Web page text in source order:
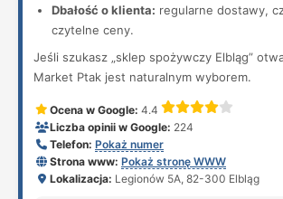
Dbałość o klienta: regularne dostawy,
czytelne ceny.
Jeśli szukasz „sklep spożywczy Elbląg”
Market Ptak jest naturalnym wyborem.
Ocena w Google: 4.4
Liczba opinii w Google: 224
Telefon: Pokaż numer
Strona www: Pokaż stronę WWW
Lokalizacja: Legionów 5A, 82-300 Elbląg